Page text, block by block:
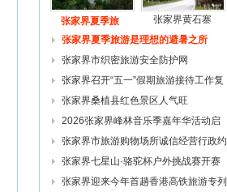
张家界夏季旅
张家界黄石寨
张家界夏季旅游是理想的避暑之所
张家界市织密旅游安全防护网
张家界召开“五一”假期旅游接待工作复
张家界桑植县红色景区人气旺
2026张家界峰林音乐季嘉年华活动启
幕
张家界市旅游购物场所诚信经营行政约
谈
张家界七星山·骆驼杯户外挑战赛开赛
张家界迎来今年首趟香港高铁旅游专列